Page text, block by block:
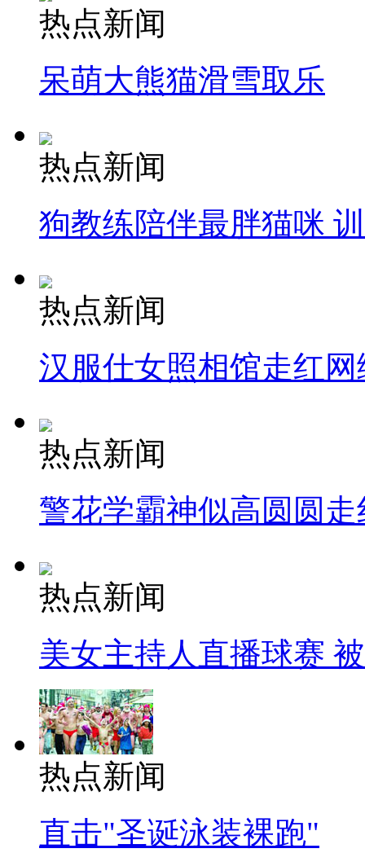
纽约上演“枕头大战”
司机酒驾遇交警 急速倒车逃窜
热点新闻
呆萌大熊猫滑雪取乐
热点新闻
狗教练陪伴最胖猫咪
热点新闻
汉服仕女照相馆走红网
热点新闻
警花学霸神似高圆圆走
热点新闻
美女主持人直播球赛
热点新闻
直击"圣诞泳装裸跑"